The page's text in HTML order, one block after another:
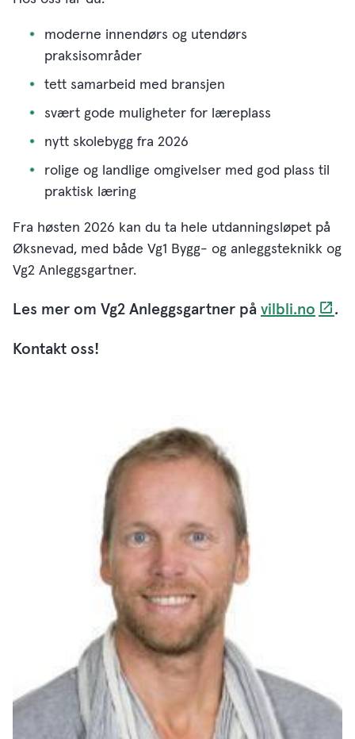
moderne innendørs og utendørs
praksisområder
tett samarbeid med bransjen
svært gode muligheter for læreplass
nytt skolebygg fra 2026
rolige og landlige omgivelser med god plass til
praktisk læring
Fra høsten 2026 kan du ta hele utdanningsløpet på
Øksnevad, med både Vg1 Bygg- og anleggsteknikk og
Vg2 Anleggsgartner.
Les mer om Vg2 Anleggsgartner på vilbli.no .
Kontakt oss! ​